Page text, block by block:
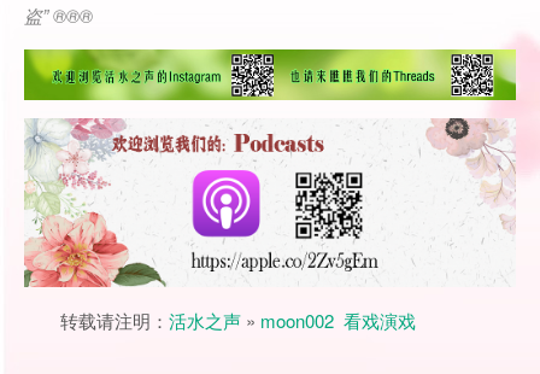
盗” ®®®
转载请注明： 活水之声 » moon002 看戏演戏